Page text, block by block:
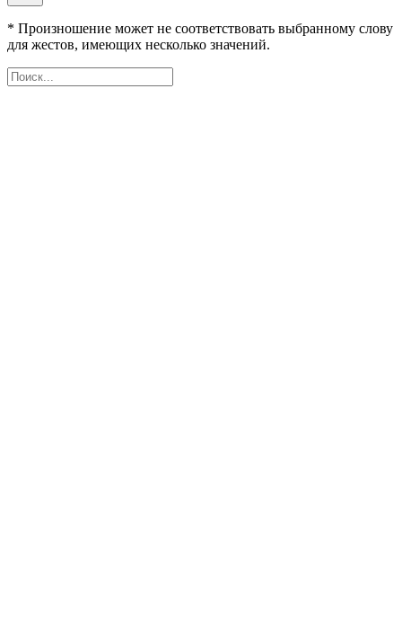
* Произношение может не соответствовать выбранному слову
для жестов, имеющих несколько значений.